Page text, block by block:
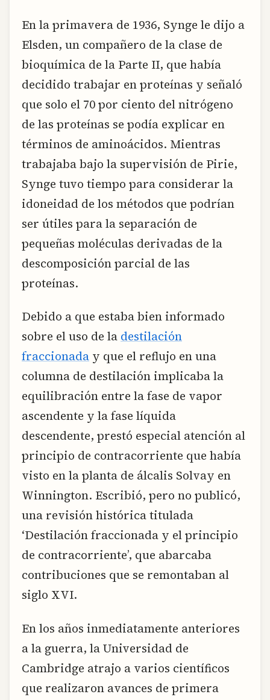
En la primavera de 1936, Synge le dijo a
Elsden, un compañero de la clase de
bioquímica de la Parte II, que había
decidido trabajar en proteínas y señaló
que solo el 70 por ciento del nitrógeno
de las proteínas se podía explicar en
términos de aminoácidos. Mientras
trabajaba bajo la supervisión de Pirie,
Synge tuvo tiempo para considerar la
idoneidad de los métodos que podrían
ser útiles para la separación de
pequeñas moléculas derivadas de la
descomposición parcial de las
proteínas.
Debido a que estaba bien informado
sobre el uso de la destilación
fraccionada y que el reflujo en una
columna de destilación implicaba la
equilibración entre la fase de vapor
ascendente y la fase líquida
descendente, prestó especial atención al
principio de contracorriente que había
visto en la planta de álcalis Solvay en
Winnington. Escribió, pero no publicó,
una revisión histórica titulada
‘Destilación fraccionada y el principio
de contracorriente’, que abarcaba
contribuciones que se remontaban al
siglo XVI.
En los años inmediatamente anteriores
a la guerra, la Universidad de
Cambridge atrajo a varios científicos
que realizaron avances de primera